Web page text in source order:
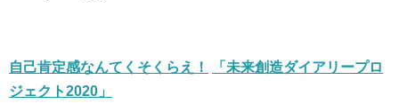
自己肯定感なんてくそくらえ！
「未来創造ダイアリープロ
ジェクト2020」